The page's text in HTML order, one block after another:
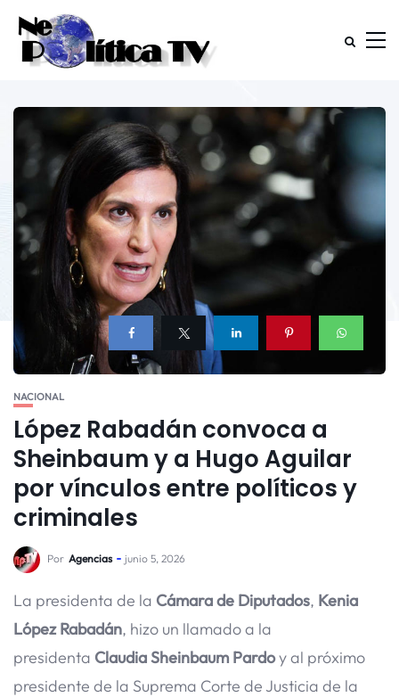
NACIONAL
López Rabadán convoca a
Sheinbaum y a Hugo Aguilar
por vínculos entre políticos y
criminales
Por Agencias junio 5, 2026
La presidenta de la Cámara de Diputados, Kenia
López Rabadán, hizo un llamado a la
presidenta Claudia Sheinbaum Pardoy al próximo
presidente de la Suprema Corte de Justicia de la